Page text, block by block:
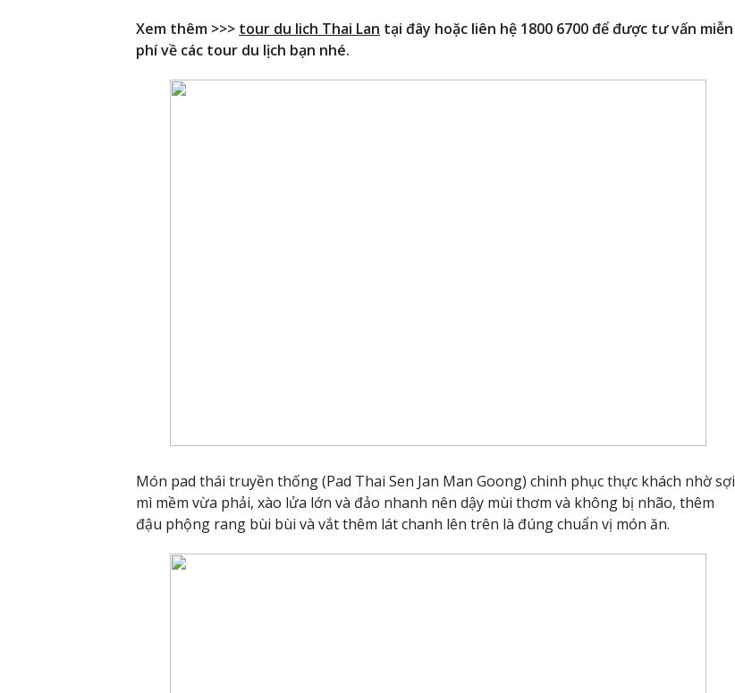
Xem thêm >>> tour du lich Thai Lan tại đây hoặc liên hệ 1800 6700 để được tư vấn miễn
phí về các tour du lịch bạn nhé.
Món pad thái truyền thống (Pad Thai Sen Jan Man Goong) chinh phục thực khách nhờ sợi
mì mềm vừa phải, xào lửa lớn và đảo nhanh nên dậy mùi thơm và không bị nhão, thêm
đậu phộng rang bùi bùi và vắt thêm lát chanh lên trên là đúng chuẩn vị món ăn.